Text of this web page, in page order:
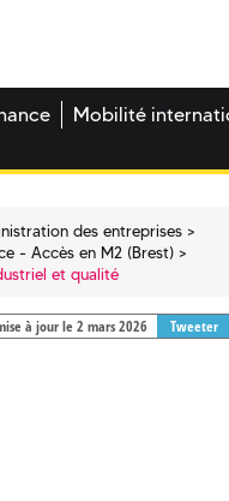
Mobilité
des entreprises
- Accès en M2 (Brest)
et qualité
à jour le 2 mars 2026 Tweeter